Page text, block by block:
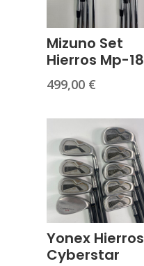
Mizuno Set
Hierros Mp-18
499,00 €
Yonex Hierros
Cyberstar